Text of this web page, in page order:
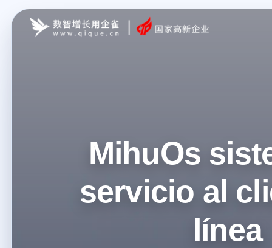
MihuOs
servicio al
línea